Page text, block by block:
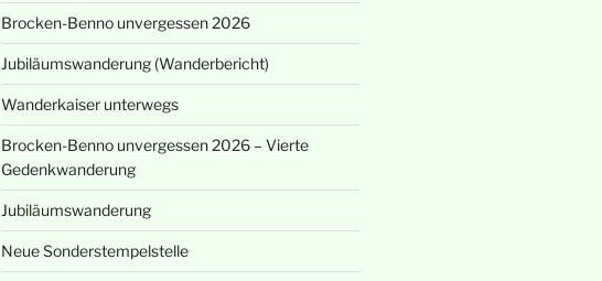
Brocken-Benno unvergessen 2026
Jubiläumswanderung (Wanderbericht)
Wanderkaiser unterwegs
Brocken-Benno unvergessen 2026 – Vierte
Gedenkwanderung
Jubiläumswanderung
Neue Sonderstempelstelle